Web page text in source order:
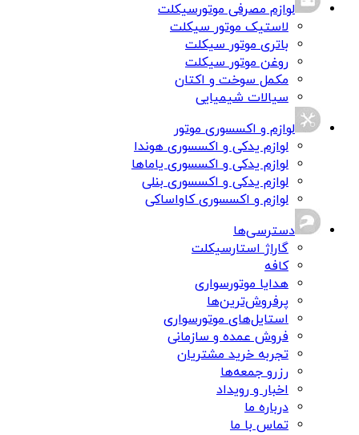
لوازم مصرفی موتورسیکلت
لاستیک موتور سیکلت
باتری موتور سیکلت
روغن موتور سیکلت
مکمل سوخت و اکتان
سیالات شیمیایی
لوازم و اکسسوری موتور
لوازم یدکی و اکسسوری هوندا
لوازم یدکی و اکسسوری یاماها
لوازم یدکی و اکسسوری بنلی
لوازم و اکسسوری کاواساکی
دسترسی‌ها
گاراژ استارسیکلت
کافه
هدایا موتورسواری
پرفروش‌ترین‌ها
استایل‌های موتورسواری
فروش عمده و سازمانی
تجربه خرید مشتریان
رزرو جمعه‌ها
اخبار و رویداد
درباره ما
تماس با ما